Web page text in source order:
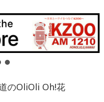
のOliOli Oh!花